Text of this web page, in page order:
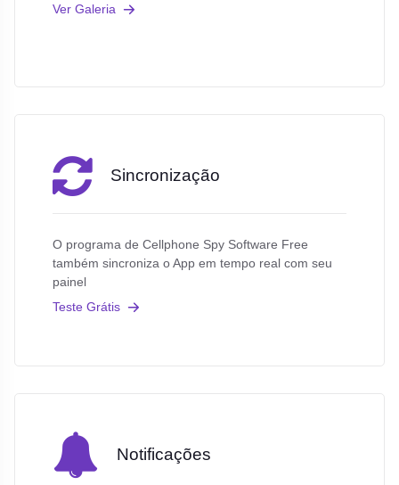
Ver Galeria
Sincronização
O programa de Cellphone Spy Software Free
também sincroniza o App em tempo real com seu
painel
Teste Grátis
Notificações